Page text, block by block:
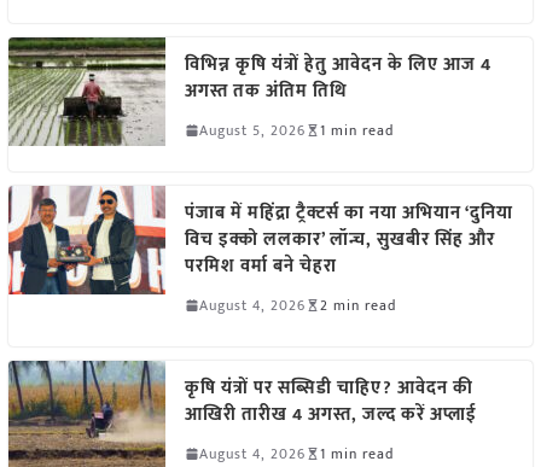
विभिन्न कृषि यंत्रों हेतु आवेदन के लिए आज 4
अगस्त तक अंतिम तिथि
August 5, 2026 1 min read
पंजाब में महिंद्रा ट्रैक्टर्स का नया अभियान ‘दुनिया
विच इक्को ललकार’ लॉन्च, सुखबीर सिंह और
परमिश वर्मा बने चेहरा
August 4, 2026 2 min read
कृषि यंत्रों पर सब्सिडी चाहिए? आवेदन की
आखिरी तारीख 4 अगस्त, जल्द करें अप्लाई
August 4, 2026 1 min read